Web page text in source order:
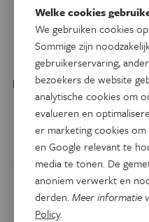
Baby’s
Het kinkhoestvaccin
bezorgt hun baby
hun bloed, maar ook in
hun
Door
Welke cookies
We gebruiken cookies
Sommige zijn
gebruikerservaring,
bezoekers de website
analytische cookies om
evalueren en
er marketing cookies
en Google relevant te
media te tonen. De
anoniem verwerkt en
derden.Meer informatie
Policy.